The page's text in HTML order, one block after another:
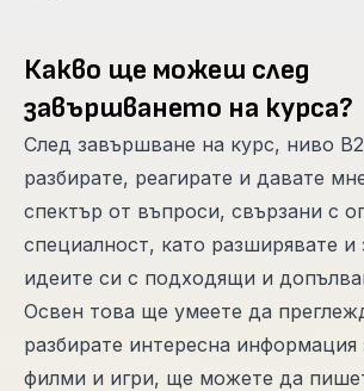
Какво ще можеш след
завършването на курса?
След завършване на курс, ниво
разбирате, реагирате и давате
спектър от въпроси, свързани с
специалност, като разширявате и
идеите си с подходящи и
Освен това ще умеете да
разбирате интересна информация
филми и игри, ще можете да